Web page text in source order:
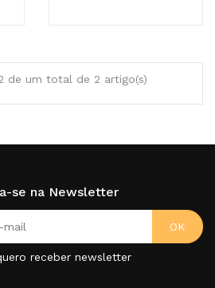
de um total de 2 artigo(s)
se na Newsletter
receber newsletter